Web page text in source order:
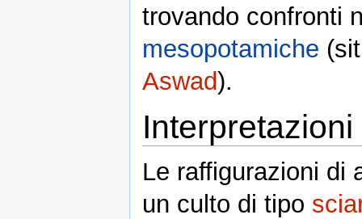
trovando confronti
mesopotamiche
Aswad).
Interpretazioni
Le raffigurazioni di
un culto di tipo